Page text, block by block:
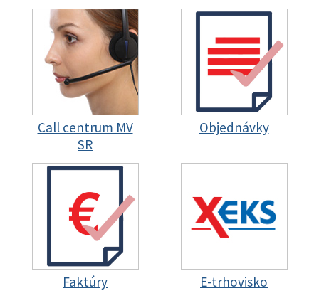
Call centrum MV
SR
Objednávky
Faktúry E-trhovisko